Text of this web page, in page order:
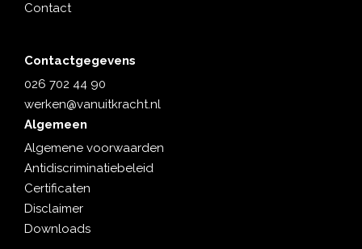
Contact
Contactgegevens
026 702 44 90
werken@vanuitkracht.nl
Algemeen
Algemene voorwaarden
Antidiscriminatiebeleid
Certificaten
Disclaimer
Downloads